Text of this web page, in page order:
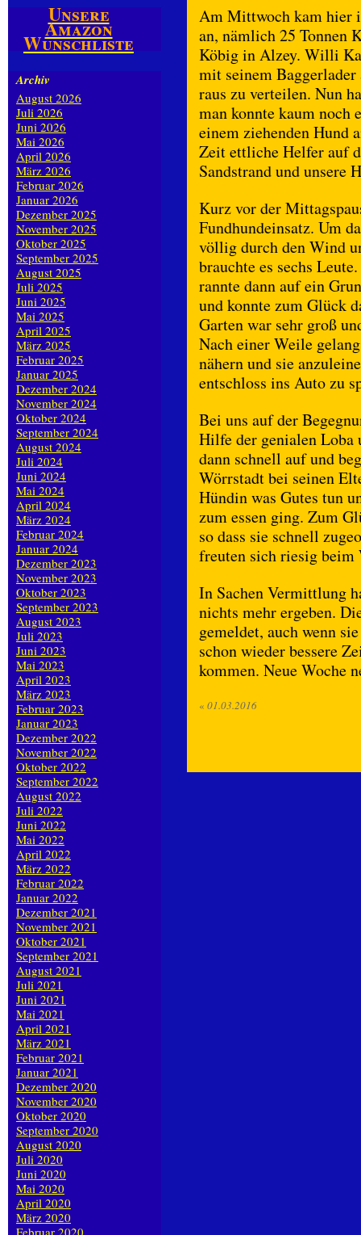
Am Mittwoch kam hier
an, nämlich 25 Tonnen
Köbig in Alzey. Willi
mit seinem
raus zu verteilen. Nun
man konnte kaum noch
einem ziehenden Hund
Zeit ettliche Helfer auf
Sandstrand und unsere
Kurz vor der
Fundhundeinsatz. Um
völlig durch den Wind
brauchte es sechs
rannte dann auf ein
und konnte zum Glück
Garten war sehr groß
Nach einer Weile
nähern und sie
entschloss ins Auto zu
Bei uns auf der
Hilfe der genialen Loba
dann schnell auf und
Wörrstadt bei seinen
Hündin was Gutes tun
zum essen ging. Zum
so dass sie schnell
freuten sich riesig beim
In Sachen Vermittlung
nichts mehr ergeben.
gemeldet, auch wenn
schon wieder bessere
kommen. Neue Woche
« 01.03.2016
Unsere
Amazon
Wunschliste
Archiv
August 2026
Juli 2026
Juni 2026
Mai 2026
April 2026
März 2026
Februar 2026
Januar 2026
Dezember 2025
November 2025
Oktober 2025
September 2025
August 2025
Juli 2025
Juni 2025
Mai 2025
April 2025
März 2025
Februar 2025
Januar 2025
Dezember 2024
November 2024
Oktober 2024
September 2024
August 2024
Juli 2024
Juni 2024
Mai 2024
April 2024
März 2024
Februar 2024
Januar 2024
Dezember 2023
November 2023
Oktober 2023
September 2023
August 2023
Juli 2023
Juni 2023
Mai 2023
April 2023
März 2023
Februar 2023
Januar 2023
Dezember 2022
November 2022
Oktober 2022
September 2022
August 2022
Juli 2022
Juni 2022
Mai 2022
April 2022
März 2022
Februar 2022
Januar 2022
Dezember 2021
November 2021
Oktober 2021
September 2021
August 2021
Juli 2021
Juni 2021
Mai 2021
April 2021
März 2021
Februar 2021
Januar 2021
Dezember 2020
November 2020
Oktober 2020
September 2020
August 2020
Juli 2020
Juni 2020
Mai 2020
April 2020
März 2020
Februar 2020